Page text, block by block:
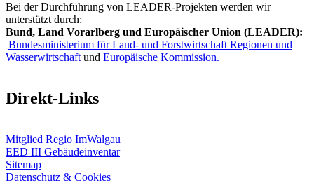
Bei der Durchführung von LEADER-Projekten werden wir
unterstützt durch:
Bund, Land Vorarlberg und Europäischer Union (LEADER):
Bundesministerium für Land- und Forstwirtschaft Regionen und
Wasserwirtschaft und Europäische Kommission.
Direkt-Links
Mitglied Regio ImWalgau
EED III Gebäudeinventar
Sitemap
Datenschutz & Cookies